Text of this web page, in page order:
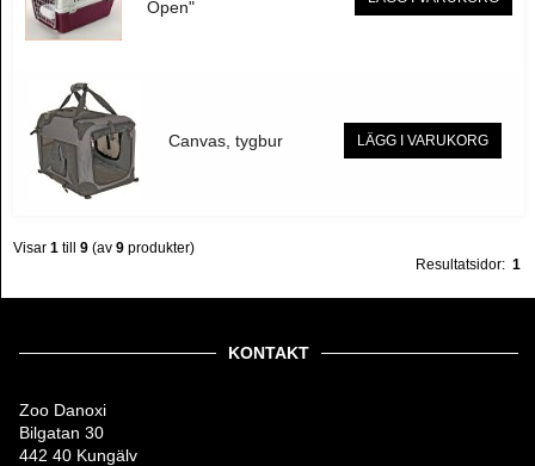
Open"
Canvas, tygbur LÄGG I VARUKORG
Visar 1 till 9 (av 9 produkter)
Resultatsidor: 1
KONTAKT
Zoo Danoxi
Bilgatan 30
442 40 Kungälv